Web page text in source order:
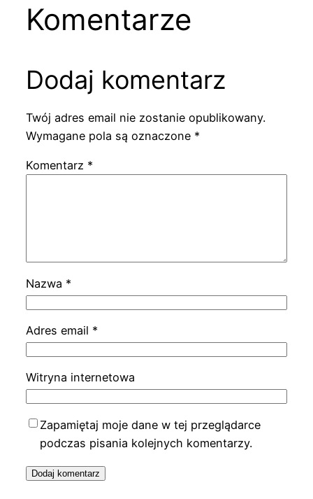
Komentarze
Dodaj komentarz
Twój adres email nie zostanie opublikowany.
Wymagane pola są oznaczone *
Komentarz *
Nazwa *
Adres email *
Witryna internetowa
Zapamiętaj moje dane w tej przeglądarce
podczas pisania kolejnych komentarzy.